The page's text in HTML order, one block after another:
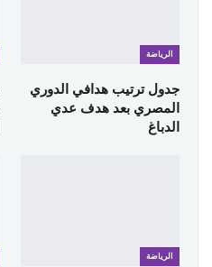
الرياضة
جدول ترتيب هدافي الدوري
المصري بعد هدف عدي
الدباغ
الرياضة